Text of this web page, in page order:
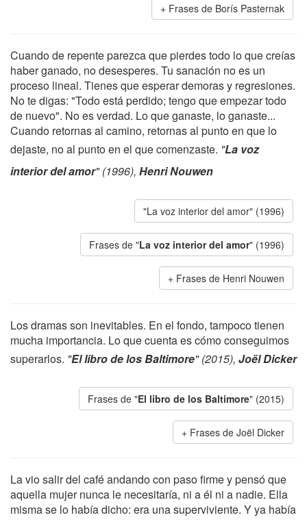
Frases de Borís Pasternak
Cuando de repente parezca que pierdes todo lo que creías
haber ganado, no desesperes. Tu sanación no es un
proceso lineal. Tienes que esperar demoras y regresiones.
No te digas: "Todo está perdido; tengo que empezar todo
de nuevo". No es verdad. Lo que ganaste, lo ganaste...
Cuando retornas al camino, retornas al punto en que lo
dejaste, no al punto en el que comenzaste. "La voz
interior del amor" (1996), Henri Nouwen
"La voz interior del amor" (1996)
Frases de "La voz interior del amor" (1996)
Frases de Henri Nouwen
Los dramas son inevitables. En el fondo, tampoco tienen
mucha importancia. Lo que cuenta es cómo conseguimos
superarlos. "El libro de los Baltimore" (2015), Joël Dicker
Frases de "El libro de los Baltimore" (2015)
Frases de Joël Dicker
La vio salir del café andando con paso firme y pensó que
aquella mujer nunca le necesitaría, ni a él ni a nadie. Ella
misma se lo había dicho: era una superviviente. Y ya había